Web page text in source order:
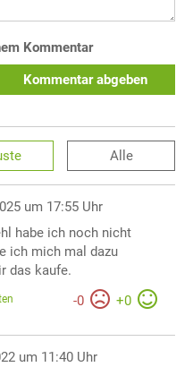
Kommentar
Kommentar abgeben
Alle
um 17:55 Uhr
habe ich noch nicht
ich mich mal dazu
das kaufe.
-0 +0
um 11:40 Uhr